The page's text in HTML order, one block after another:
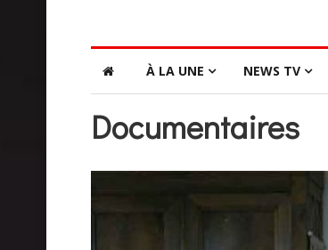
À LA UNE NEWS TV
Documentaires